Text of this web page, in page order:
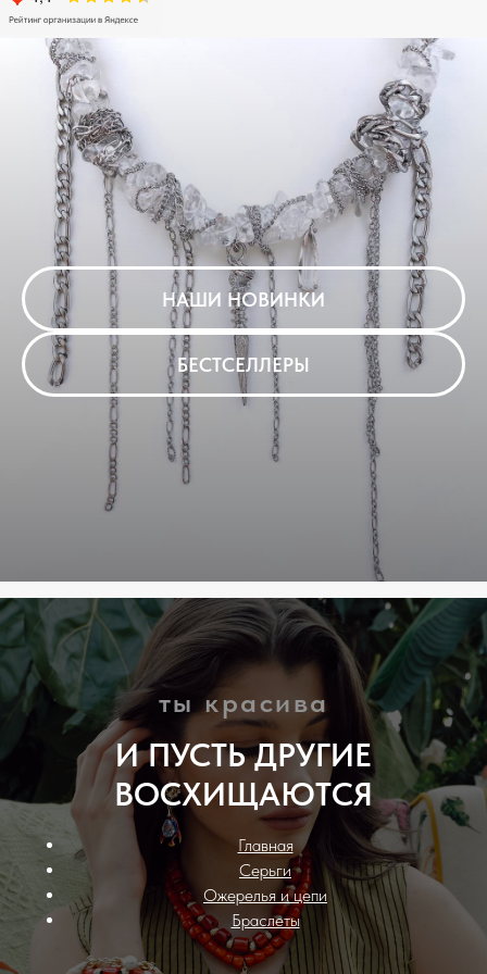
НАШИ НОВИНКИ
БЕСТСЕЛЛЕРЫ
ты красива
И ПУСТЬ ДРУГИЕ
ВОСХИЩАЮТСЯ
Главная
Серьги
Ожерелья и цепи
Браслеты